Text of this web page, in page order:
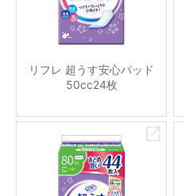
リフレ 超うす安心パッド
50cc24枚